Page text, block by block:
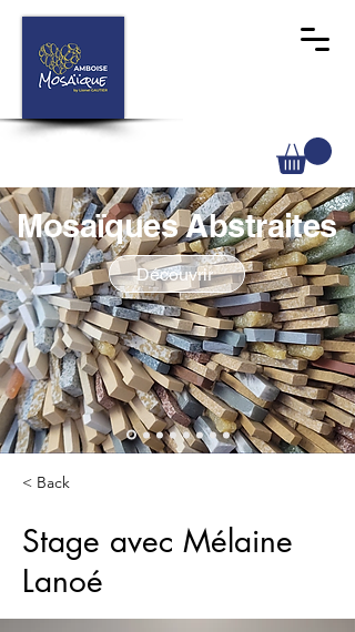
Mosaïques Abstraites
Découvrir
< Back
Stage avec Mélaine
Lanoé